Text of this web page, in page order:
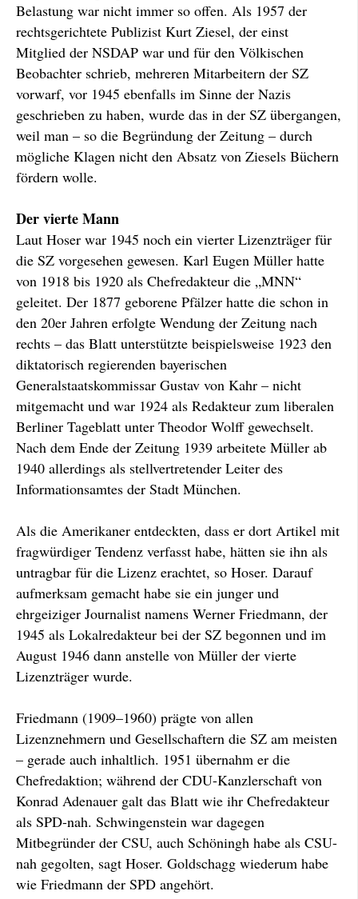
Belastung war nicht immer so offen. Als 1957 der
rechtsgerichtete Publizist Kurt Ziesel, der einst
Mitglied der NSDAP war und für den Völkischen
Beobachter schrieb, mehreren Mitarbeitern der SZ
vorwarf, vor 1945 ebenfalls im Sinne der Nazis
geschrieben zu haben, wurde das in der SZ übergangen,
weil man – so die Begründung der Zeitung – durch
mögliche Klagen nicht den Absatz von Ziesels Büchern
fördern wolle.
Der vierte Mann
Laut Hoser war 1945 noch ein vierter Lizenzträger für
die SZ vorgesehen gewesen. Karl Eugen Müller hatte
von 1918 bis 1920 als Chefredakteur die „MNN“
geleitet. Der 1877 geborene Pfälzer hatte die schon in
den 20er Jahren erfolgte Wendung der Zeitung nach
rechts – das Blatt unterstützte beispielsweise 1923 den
diktatorisch regierenden bayerischen
Generalstaatskommissar Gustav von Kahr – nicht
mitgemacht und war 1924 als Redakteur zum liberalen
Berliner Tageblatt unter Theodor Wolff gewechselt.
Nach dem Ende der Zeitung 1939 arbeitete Müller ab
1940 allerdings als stellvertretender Leiter des
Informationsamtes der Stadt München.
Als die Amerikaner entdeckten, dass er dort Artikel mit
fragwürdiger Tendenz verfasst habe, hätten sie ihn als
untragbar für die Lizenz erachtet, so Hoser. Darauf
aufmerksam gemacht habe sie ein junger und
ehrgeiziger Journalist namens Werner Friedmann, der
1945 als Lokalredakteur bei der SZ begonnen und im
August 1946 dann anstelle von Müller der vierte
Lizenzträger wurde.
Friedmann (1909–1960) prägte von allen
Lizenznehmern und Gesellschaftern die SZ am meisten
– gerade auch inhaltlich. 1951 übernahm er die
Chefredaktion; während der CDU-Kanzlerschaft von
Konrad Adenauer galt das Blatt wie ihr Chefredakteur
als SPD-nah. Schwingenstein war dagegen
Mitbegründer der CSU, auch Schöningh habe als CSU-
nah gegolten, sagt Hoser. Goldschagg wiederum habe
wie Friedmann der SPD angehört.